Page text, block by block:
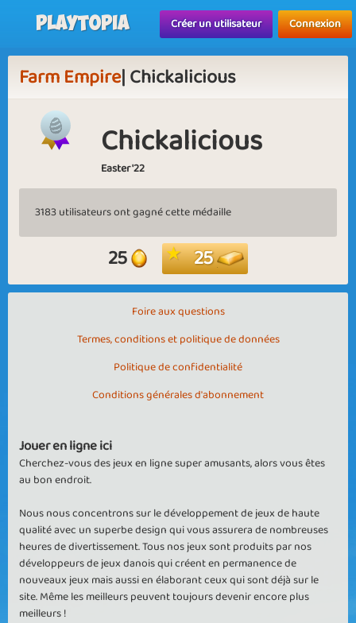
Playtopia Créer un utilisateur Connexion
Farm Empire| Chickalicious
Chickalicious
Easter '22
3183 utilisateurs ont gagné cette médaille
25 25
Foire aux questions
Termes, conditions et politique de données
Politique de confidentialité
Conditions générales d'abonnement
Jouer en ligne ici
Cherchez-vous des jeux en ligne super amusants, alors vous êtes
au bon endroit.
Nous nous concentrons sur le développement de jeux de haute
qualité avec un superbe design qui vous assurera de nombreuses
heures de divertissement. Tous nos jeux sont produits par nos
développeurs de jeux danois qui créent en permanence de
nouveaux jeux mais aussi en élaborant ceux qui sont déjà sur le
site. Même les meilleurs peuvent toujours devenir encore plus
meilleurs !